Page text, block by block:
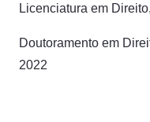
Licenciatura em
Doutoramento em
2022